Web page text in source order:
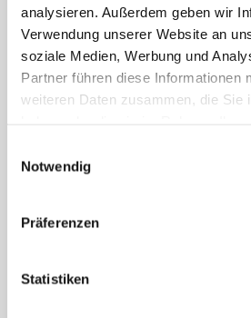
analysieren. Außerdem geben wir
Verwendung unserer Website an
soziale Medien, Werbung und
Partner führen diese Informationen
weiteren Daten zusammen, die Sie
Notwendig
Präferenzen
Statistiken
Am 31. Oktober 2024 wurde
im Amtsblatt der
Europäischen Union ein
Durchführungsbeschluss
zur…
In
EU